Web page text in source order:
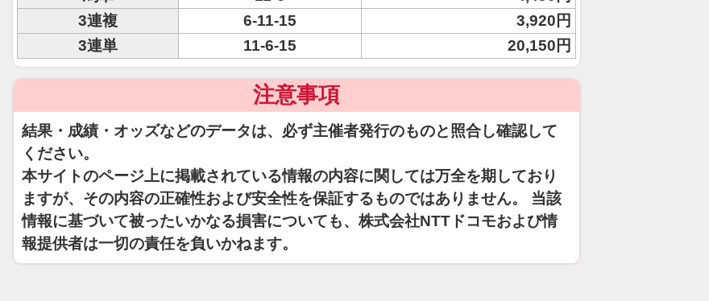
3連複
6-11-15
3,920円
3連単
11-6-15 20,150円
注意事項
結果・成績・オッズなどのデータは、必ず主催者発行のものと照合し確認して
ください。
本サイトのページ上に掲載されている情報の内容に関しては万全を期しており
ますが、その内容の正確性および安全性を保証するものではありません。 当該
情報に基づいて被ったいかなる損害についても、株式会社NTTドコモおよび情
報提供者は一切の責任を負いかねます。